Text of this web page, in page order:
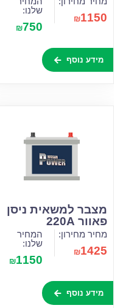
₪1150
שלנו:
₪750
מידע נוסף
מצבר למשאית ניסן
פאוור 220A
מחיר מחירון:
₪1425
המחיר
שלנו:
₪1150
מידע נוסף